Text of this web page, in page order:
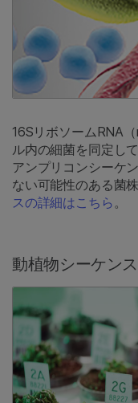
16SリボソームRNA
ル内の細菌を同定し
アンプリコンシーケ
ない可能性のある菌
スの詳細はこちら。
動植物シーケンス